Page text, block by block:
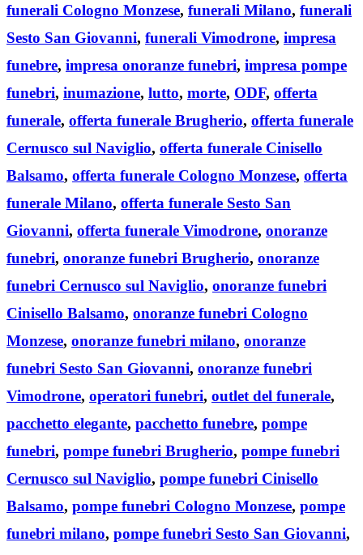
funerali Cologno Monzese, funerali Milano, funerali
Sesto San Giovanni, funerali Vimodrone, impresa
funebre, impresa onoranze funebri, impresa pompe
funebri, inumazione, lutto, morte, ODF, offerta
funerale, offerta funerale Brugherio, offerta funerale
Cernusco sul Naviglio, offerta funerale Cinisello
Balsamo, offerta funerale Cologno Monzese, offerta
funerale Milano, offerta funerale Sesto San
Giovanni, offerta funerale Vimodrone, onoranze
funebri, onoranze funebri Brugherio, onoranze
funebri Cernusco sul Naviglio, onoranze funebri
Cinisello Balsamo, onoranze funebri Cologno
Monzese, onoranze funebri milano, onoranze
funebri Sesto San Giovanni, onoranze funebri
Vimodrone, operatori funebri, outlet del funerale,
pacchetto elegante, pacchetto funebre, pompe
funebri, pompe funebri Brugherio, pompe funebri
Cernusco sul Naviglio, pompe funebri Cinisello
Balsamo, pompe funebri Cologno Monzese, pompe
funebri milano, pompe funebri Sesto San Giovanni,